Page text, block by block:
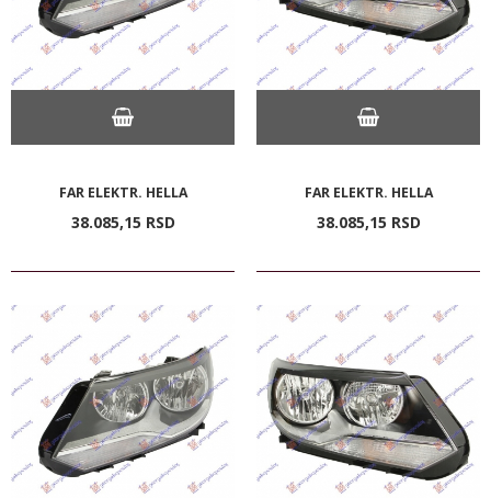
FAR ELEKTR. HELLA
38.085,15 RSD
FAR ELEKTR. HELLA
38.085,15 RSD